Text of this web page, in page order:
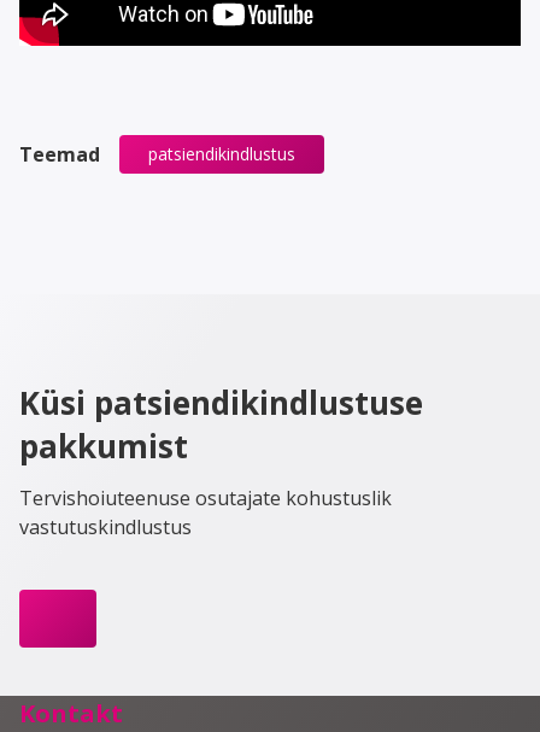
Teemad patsiendikindlustus
Küsi patsiendikindlustuse
pakkumist
Tervishoiuteenuse osutajate kohustuslik
vastutuskindlustus
Kontakt